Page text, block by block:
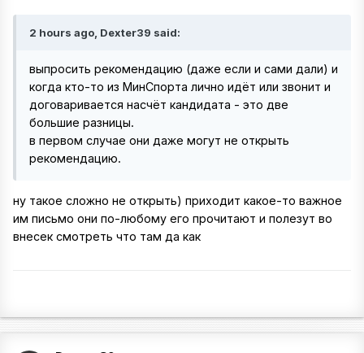
2 hours ago, Dexter39 said:
выпросить рекомендацию (даже если и сами дали) и
когда кто-то из МинСпорта лично идёт или звонит и
договаривается насчёт кандидата - это две
большие разницы.
в первом случае они даже могут не открыть
рекомендацию.
ну такое сложно не открыть) приходит какое-то важное
им письмо они по-любому его прочитают и полезут во
внесек смотреть что там да как